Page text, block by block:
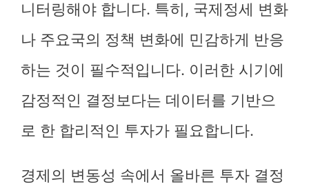
니터링해야 합니다. 특히, 국제정세 변화
나 주요국의 정책 변화에 민감하게 반응
하는 것이 필수적입니다. 이러한 시기에
감정적인 결정보다는 데이터를 기반으
로 한 합리적인 투자가 필요합니다.
경제의 변동성 속에서 올바른 투자 결정